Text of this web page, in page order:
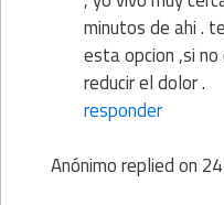
minutos de ahi .
esta opcion ,si
reducir el dolor .
responder
Anónimoreplied on